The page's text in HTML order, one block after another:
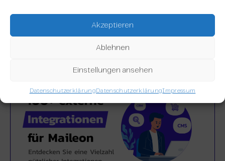
Akzeptieren
Ablehnen
Einstellungen ansehen
DatenschutzerklärungDatenschutzerklärungImpressum
Alle Maileon Funktionen